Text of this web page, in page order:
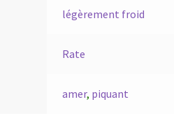
légèrement froid
Rate
amer, piquant